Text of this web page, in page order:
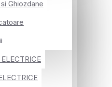
Ghiozdane